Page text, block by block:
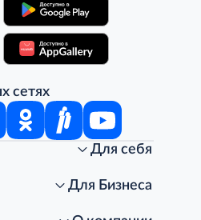
сетях
Для себя
METRO
Для Бизнеса